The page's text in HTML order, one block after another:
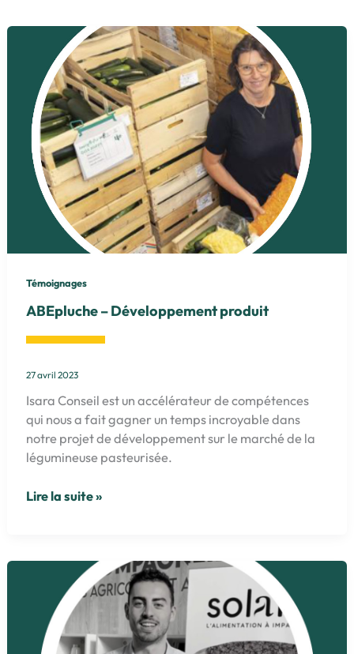
Témoignages
ABEpluche – Développement produit
27 avril 2023
Isara Conseil est un accélérateur de compétences
qui nous a fait gagner un temps incroyable dans
notre projet de développement sur le marché de la
légumineuse pasteurisée.
ABEpluche
Lire la suite »